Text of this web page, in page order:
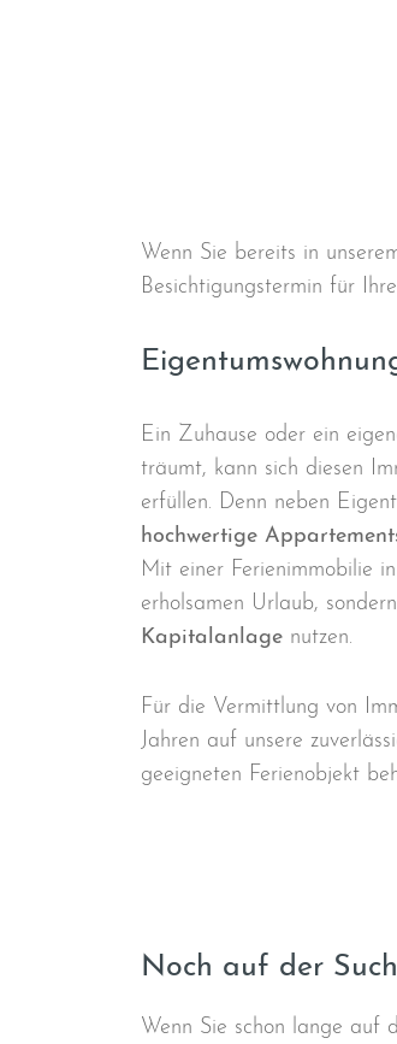
Wenn Sie bereits in
Besichtigungstermin für
Ein Zuhause oder ein
träumt, kann sich diesen
erfüllen. Denn neben
hochwertige
Mit einer Ferienimmobilie
erholsamen Urlaub,
Kapitalanlage nutzen.
Für die Vermittlung von
Jahren auf unsere
geeigneten Ferienobjekt
Noch auf der
Wenn Sie schon lange auf